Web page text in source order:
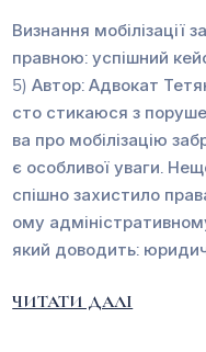
Визнання мобілізації
правною: успішний
5) Автор: Адвокат
сто стикаюся з
ва про мобілізацію
є особливої уваги.
спішно захистило
ому
який доводить:
ЧИТАТИ ДАЛІ